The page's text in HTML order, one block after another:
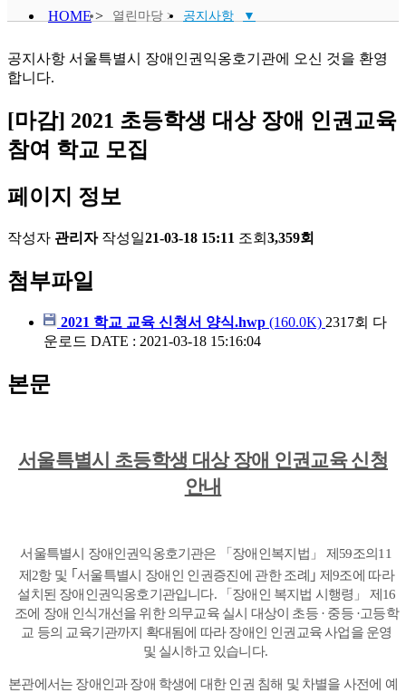
HOME> 열린마당 > 공지사항 ▼
주요활동
공지사항 서울특별시 장애인권익옹호기관에 오신 것을 환영
합니다.
[마감] 2021 초등학생 대상 장애 인권교육
참여 학교 모집
페이지 정보
작성자 관리자 작성일21-03-18 15:11 조회 3,359회
첨부파일
2021 학교 교육 신청서 양식.hwp (160.0K) 2317회 다
운로드 DATE : 2021-03-18 15:16:04
본문
서울특별시 초등학생 대상 장애 인권교육 신청
안내
서울특별시 장애인권익옹호기관은 「장애인복지법 」 제59조의11
제2항 및 ｢서울특별시 장애인 인권증진에 관한 조례 ｣ 제9조에 따라
설치된 장애인권익옹호기관입니다. 「장애인 복지법 시행령 」 제16
조에 장애 인식개선을 위한 의무교육 실시 대상이 초등 · 중등 ·고등학
교 등의 교육기관까지 확대됨에 따라 장애인 인권교육 사업을 운영
및 실시하고 있습니다.
본관에서는 장애인과 장애 학생에 대한 인권 침해 및 차별을 사전에 예